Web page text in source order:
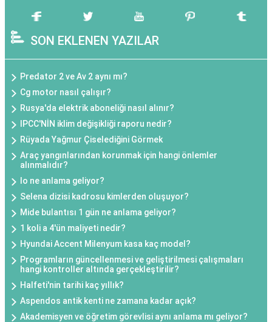
SON EKLENEN YAZILAR
Predator 2 ve Av 2 aynı mı?
Cg motor nasıl çalışır?
Rusya'da elektrik aboneliği nasıl alınır?
IPCC'NİN iklim değişikliği raporu nedir?
Rüyada Yağmur Çiselediğini Görmek
Araç yangınlarından korunmak için hangi önlemler
alınmalıdır?
Io ne anlama geliyor?
Selena dizisi kadrosu kimlerden oluşuyor?
Mide bulantısı 1 gün ne anlama geliyor?
1 koli a 4'ün maliyeti nedir?
Hyundai Accent Milenyum kasa kaç model?
Programların güncellenmesi ve geliştirilmesi çalışmaları
hangi kontroller altında gerçekleştirilir?
Halfeti'nin tarihi kaç yıllık?
Aspendos antik kenti ne zamana kadar açık?
Akademisyen ve öğretim görevlisi aynı anlama mı geliyor?